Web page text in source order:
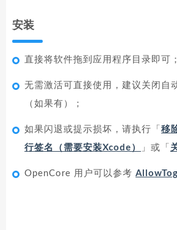
安装
直接将软件拖到应用程序目录即可；
无需激活可直接使用，建议关闭自
（如果有）；
如果闪退或提示损坏，请执行「 移
行签名（需要安装Xcode）
」或「
OpenCore 用户可以参考